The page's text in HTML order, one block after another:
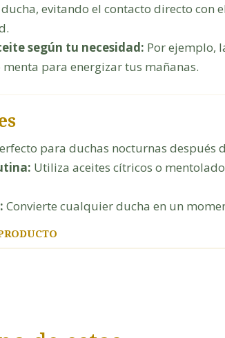
evitando el contacto directo con
según tu necesidad: Por ejemplo,
menta para energizar tus mañanas.
para duchas nocturnas después
Utiliza aceites cítricos o
Convierte cualquier ducha en un